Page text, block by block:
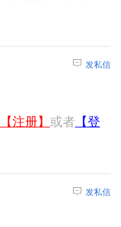
发私信
【注册】 或者 【登
发私信